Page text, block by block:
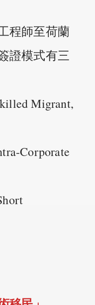
程師至荷蘭
證模式有三
Migrant,
Corporate